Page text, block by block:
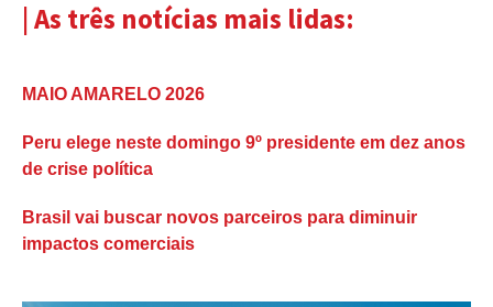
| As três notícias mais lidas:
MAIO AMARELO 2026
Peru elege neste domingo 9º presidente em dez anos
de crise política
Brasil vai buscar novos parceiros para diminuir
impactos comerciais